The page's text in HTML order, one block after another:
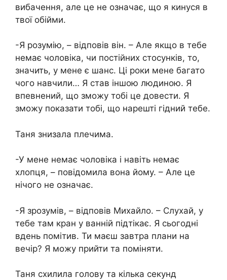
вибачення, але це не означає, що я кинуся в
твої обійми.
-Я розумію, – відповів він. – Але якщо в тебе
немає чоловіка, чи постійних стосунків, то,
значить, у мене є шанс. Ці роки мене багато
чого навчили… Я став іншою людиною. Я
впевнений, що зможу тобі це довести. Я
зможу показати тобі, що нарешті гідний тебе.
Таня знизала плечима.
-У мене немає чоловіка і навіть немає
хлопця, – повідомила вона йому. – Але це
нічого не означає.
-Я зрозумів, – відповів Михайло. – Слухай, у
тебе там кран у ванній підтікає. Я сьогодні
вдень помітив. Ти маєш завтра плани на
вечір? Я можу прийти та поміняти.
Таня схилила голову та кілька секунд